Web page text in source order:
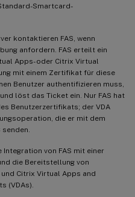
Smartcard-
kontaktieren FAS, wenn
anfordern. FAS erteilt ein
Apps- oder Citrix Virtual
mit einem Zertifikat für diese
Benutzer authentifizieren muss,
löst das Ticket ein. Nur FAS hat
Benutzerzertifikats; der VDA
die er mit dem
Integration von FAS mit einer
die Bereitstellung von
Citrix Virtual Apps and
(VDAs).